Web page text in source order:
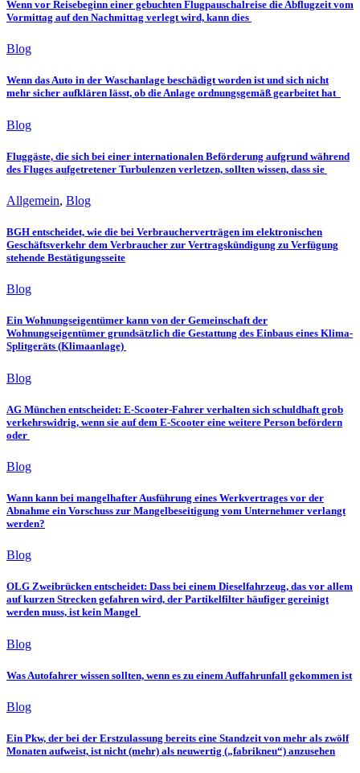
Wenn vor Reisebeginn einer gebuchten Flugpauschalreise die Abflugzeit vom
Vormittag auf den Nachmittag verlegt wird, kann dies
Blog
Wenn das Auto in der Waschanlage beschädigt worden ist und sich nicht
mehr sicher aufklären lässt, ob die Anlage ordnungsgemäß gearbeitet hat
Blog
Fluggäste, die sich bei einer internationalen Beförderung aufgrund während
des Fluges aufgetretener Turbulenzen verletzen, sollten wissen, dass sie
Allgemein, Blog
BGH entscheidet, wie die bei Verbraucherverträgen im elektronischen
Geschäftsverkehr dem Verbraucher zur Vertragskündigung zu Verfügung
stehende Bestätigungsseite
Blog
Ein Wohnungseigentümer kann von der Gemeinschaft der
Wohnungseigentümer grundsätzlich die Gestattung des Einbaus eines Klima-
Splitgeräts (Klimaanlage)
Blog
AG München entscheidet: E-Scooter-Fahrer verhalten sich schuldhaft grob
verkehrswidrig, wenn sie auf dem E-Scooter eine weitere Person befördern
oder
Blog
Wann kann bei mangelhafter Ausführung eines Werkvertrages vor der
Abnahme ein Vorschuss zur Mangelbeseitigung vom Unternehmer verlangt
werden?
Blog
OLG Zweibrücken entscheidet: Dass bei einem Dieselfahrzeug, das vor allem
auf kurzen Strecken gefahren wird, der Partikelfilter häufiger gereinigt
werden muss, ist kein Mangel
Blog
Was Autofahrer wissen sollten, wenn es zu einem Auffahrunfall gekommen ist
Blog
Ein Pkw, der bei der Erstzulassung bereits eine Standzeit von mehr als zwölf
Monaten aufweist, ist nicht (mehr) als neuwertig („fabrikneu“) anzusehen